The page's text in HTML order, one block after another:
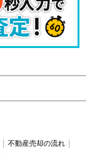
不動産売却の流れ